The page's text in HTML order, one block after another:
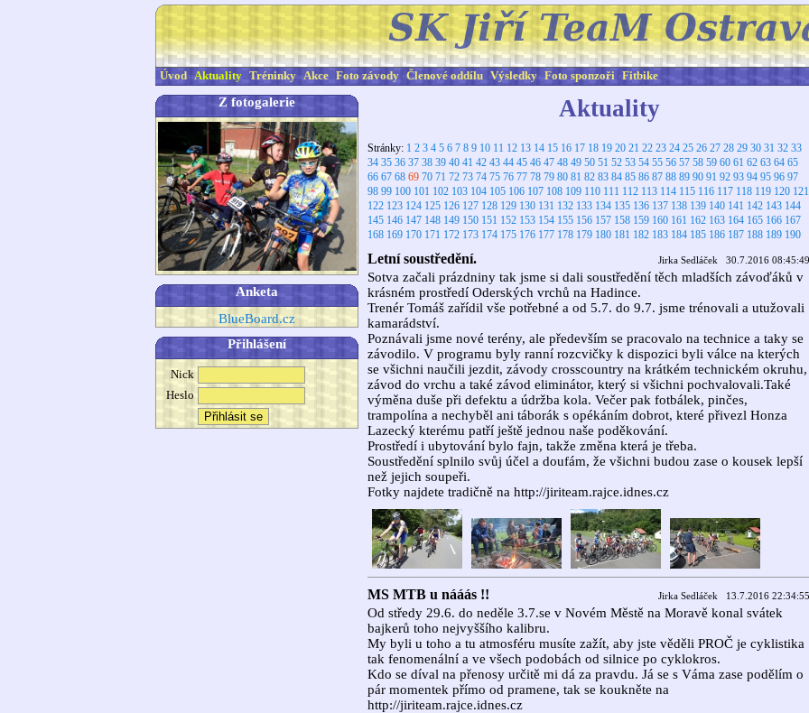
Úvod Aktuality Tréninky Akce Foto závody Členové oddílu Výsledky Foto sponzoři Fitbike
Z fotogalerie
Anketa
BlueBoard.cz
Přihlášení
Nick
Heslo
Aktuality
Stránky: 1 2 3 4 5 6 7 8 9 10 11 12 13 14 15 16 17 18 19 20 21 22 23 24 25 26 27 28 29 30 31 32 33
34 35 36 37 38 39 40 41 42 43 44 45 46 47 48 49 50 51 52 53 54 55 56 57 58 59 60 61 62 63 64 65
66 67 68 69 70 71 72 73 74 75 76 77 78 79 80 81 82 83 84 85 86 87 88 89 90 91 92 93 94 95 96 97
98 99 100 101 102 103 104 105 106 107 108 109 110 111 112 113 114 115 116 117 118 119 120 121
122 123 124 125 126 127 128 129 130 131 132 133 134 135 136 137 138 139 140 141 142 143 144
145 146 147 148 149 150 151 152 153 154 155 156 157 158 159 160 161 162 163 164 165 166 167
168 169 170 171 172 173 174 175 176 177 178 179 180 181 182 183 184 185 186 187 188 189 190
Letní soustředění. Jirka Sedláček 30.7.2016 08:45:49
Sotva začali prázdniny tak jsme si dali soustředění těch mladších závoďáků v
krásném prostředí Oderských vrchů na Hadince.
Trenér Tomáš zařídil vše potřebné a od 5.7. do 9.7. jsme trénovali a utužovali
kamarádství.
Poznávali jsme nové terény, ale především se pracovalo na technice a taky se
závodilo. V programu byly ranní rozcvičky k dispozici byli válce na kterých
se všichni naučili jezdit, závody crosscountry na krátkém technickém okruhu,
závod do vrchu a také závod eliminátor, který si všichni pochvalovali.Také
výměna duše při defektu a údržba kola. Večer pak fotbálek, pinčes,
trampolína a nechyběl ani táborák s opékáním dobrot, které přivezl Honza
Lazecký kterému patří ještě jednou naše poděkování.
Prostředí i ubytování bylo fajn, takže změna která je třeba.
Soustředění splnilo svůj účel a doufám, že všichni budou zase o kousek lepší
než jejich soupeři.
Fotky najdete tradičně na http://jiriteam.rajce.idnes.cz
MS MTB u nááás !! Jirka Sedláček 13.7.2016 22:34:55
Od středy 29.6. do neděle 3.7.se v Novém Městě na Moravě konal svátek
bajkerů toho nejvyššího kalibru.
My byli u toho a tu atmosféru musíte zažít, aby jste věděli PROČ je cyklistika
tak fenomenální a ve všech podobách od silnice po cyklokros.
Kdo se díval na přenosy určitě mi dá za pravdu. Já se s Váma zase podělím o
pár momentek přímo od pramene, tak se koukněte na
http://jiriteam.rajce.idnes.cz